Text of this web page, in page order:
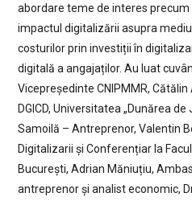
abordare teme de interes
impactul digitalizării asupra
costurilor prin investiții în
digitală a angajaților. Au luat
Vicepreședinte CNIPMMR,
DGICD, Universitatea „Dunărea
Samoilă – Antreprenor, Valentin
Digitalizarii și Conferențiar la
București, Adrian Măniuțiu,
antreprenor și analist economic,